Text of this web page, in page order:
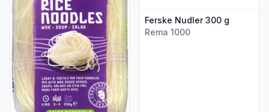
Ferske Nudler 300 g
Rema 1000